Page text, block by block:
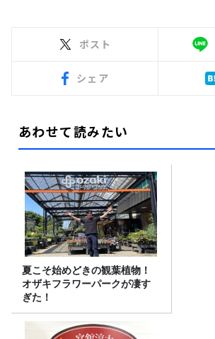
ポスト
シェア
あわせて読みたい
夏こそ始めどきの観葉植物！
オザキフラワーパークが凄す
ぎた！